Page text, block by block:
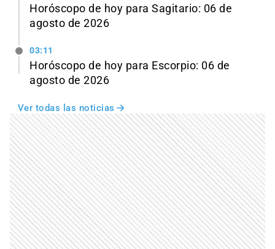
Horóscopo de hoy para Sagitario: 06 de
agosto de 2026
03:11
Horóscopo de hoy para Escorpio: 06 de
agosto de 2026
Ver todas las noticias